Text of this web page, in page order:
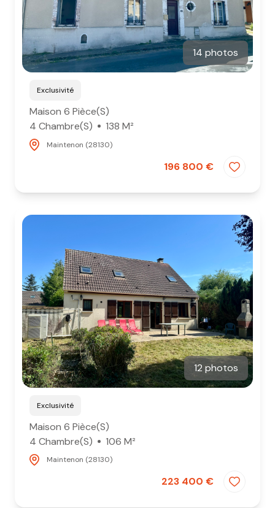
14 photos
Exclusivité
Maison 6 Pièce(s)
4 Chambre(s)
138 M²
Maintenon (28130)
196 800 €
12 photos
Exclusivité
Maison 6 Pièce(s)
4 Chambre(s)
106 M²
Maintenon (28130)
223 400 €